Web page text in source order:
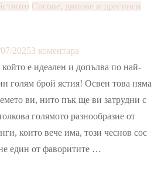
Сосове, дипове и дресинги
20253 коментара
Чеснов
сос
е идеален и допълва по най-
голям брой ястия! Освен това няма
ви, нито пък ще ви затрудни с
голямото разнообразие от
които вече има, този чеснов сос
един от фаворитите …